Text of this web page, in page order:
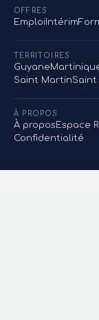
OFFRES
EmploiIntérim
TERRITOIRES
Guyane
Saint Martin
À PROPOS
À propos Espace
Confidentialité